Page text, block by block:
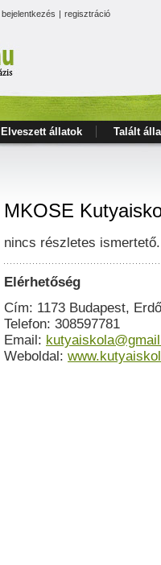
bejelentkezés | regisztráció
Elveszett állatok Talált
MKOSE
nincs részletes
Elérhetőség
Cím: 1173 Budapest,
Telefon: 308597781
Email:
Weboldal: